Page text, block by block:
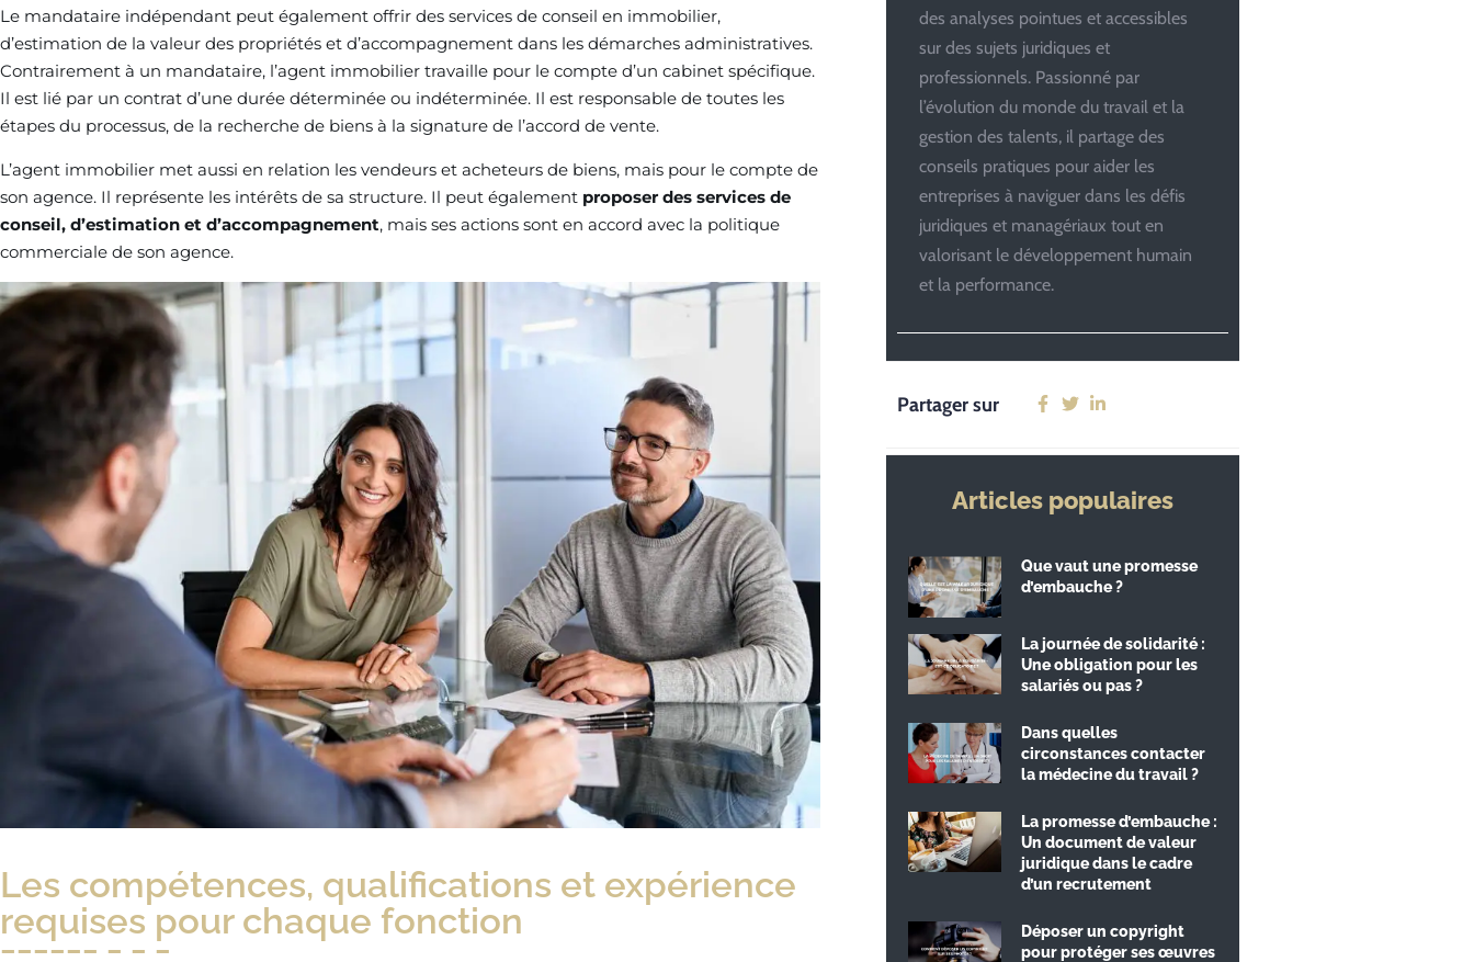
Le mandataire indépendant peut également offrir des services de conseil en immobilier,
d’estimation de la valeur des propriétés et d’accompagnement dans les démarches administratives.
Contrairement à un mandataire, l’agent immobilier travaille pour le compte d’un cabinet spécifique.
Il est lié par un contrat d’une durée déterminée ou indéterminée. Il est responsable de toutes les
étapes du processus, de la recherche de biens à la signature de l’accord de vente.
L’agent immobilier met aussi en relation les vendeurs et acheteurs de biens, mais pour le compte de
son agence. Il représente les intérêts de sa structure. Il peut également proposer des services de
conseil, d’estimation et d’accompagnement, mais ses actions sont en accord avec la politique
commerciale de son agence.
Les compétences, qualifications et expérience
requises pour chaque fonction
des analyses pointues et accessibles
sur des sujets juridiques et
professionnels. Passionné par
l’évolution du monde du travail et la
gestion des talents, il partage des
conseils pratiques pour aider les
entreprises à naviguer dans les défis
juridiques et managériaux tout en
valorisant le développement humain
et la performance.
Partager sur
Articles populaires
Que vaut une promesse
d’embauche ?
La journée de solidarité :
Une obligation pour les
salariés ou pas ?
Dans quelles
circonstances contacter
la médecine du travail ?
La promesse d’embauche :
Un document de valeur
juridique dans le cadre
d’un recrutement
Déposer un copyright
pour protéger ses œuvres